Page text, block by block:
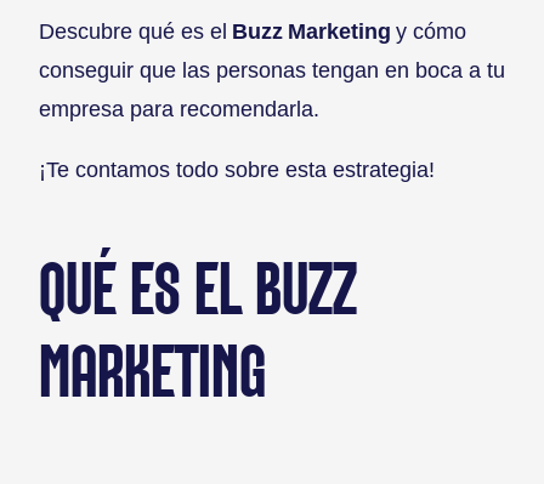
Descubre qué es el Buzz Marketing y cómo
conseguir que las personas tengan en boca a tu
empresa para recomendarla.
¡Te contamos todo sobre esta estrategia!
QUÉ ES EL BUZZ
MARKETING